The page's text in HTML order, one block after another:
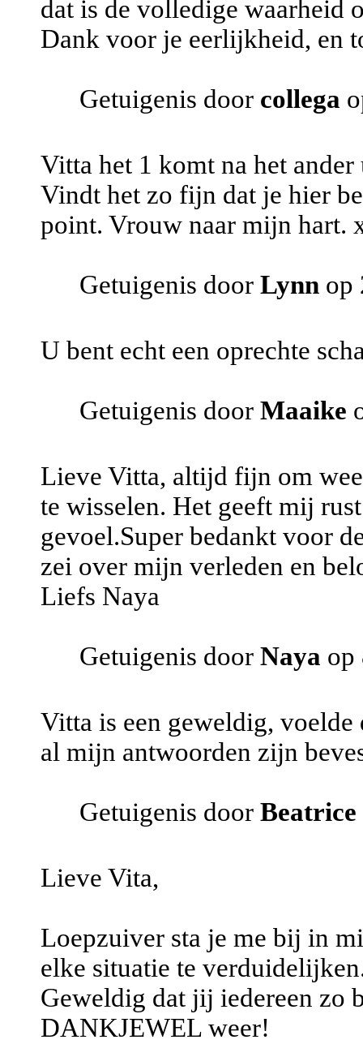
dat is de volledige waarheid
Dank voor je eerlijkheid, en
Getuigenis door collega
Vitta het 1 komt na het ander
Vindt het zo fijn dat je hier
point. Vrouw naar mijn hart.
Getuigenis door Lynn op
U bent echt een oprechte
Getuigenis door Maaike
Lieve Vitta, altijd fijn om
te wisselen. Het geeft mij
gevoel.Super bedankt voor
zei over mijn verleden en
Liefs Naya
Getuigenis door Naya op
Vitta is een geweldig,
al mijn antwoorden zijn
Getuigenis door Beatrice
Lieve Vita,
Loepzuiver sta je me bij in
elke situatie te
Geweldig dat jij iedereen zo
DANKJEWEL weer!